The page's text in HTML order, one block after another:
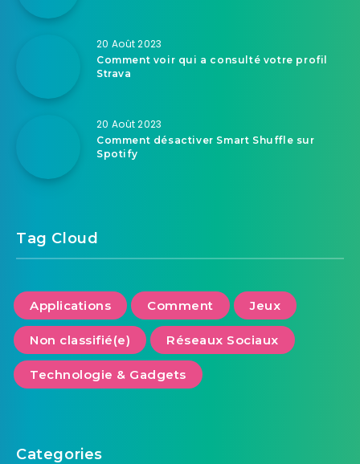
20 Août 2023
Comment voir qui a consulté votre profil
Strava
20 Août 2023
Comment désactiver Smart Shuffle sur
Spotify
Tag Cloud
Applications Comment Jeux
Non classifié(e) Réseaux Sociaux
Technologie & Gadgets
Categories